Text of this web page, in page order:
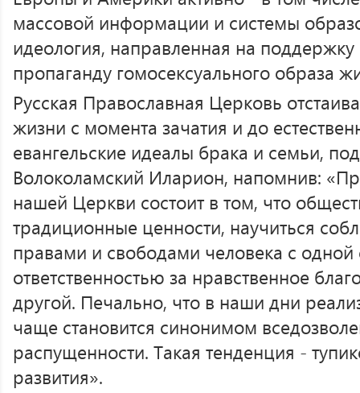
массовой информации и системы
идеология, направленная на
пропаганду гомосексуального образа
Русская Православная Церковь
жизни с момента зачатия и до
евангельские идеалы брака и семьи,
Волоколамский Иларион, напомнив:
нашей Церкви состоит в том, что
традиционные ценности, научиться
правами и свободами человека с одной
ответственностью за нравственное
другой. Печально, что в наши дни
чаще становится синонимом
распущенности. Такая тенденция -
развития».